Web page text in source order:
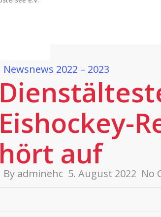
Newsnews 2022 – 2023
Eishockey-
hört auf
By adminehc 5. August 2022 No